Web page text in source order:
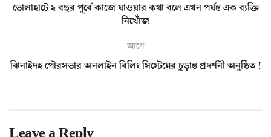
ভোলাহাটে ২ বছর পূর্বে কাজে যাওয়ার কথা বলে এখন পর্যন্ত এক ব্যক্তি
নিখোঁজ
আগে
ঝিনাইদহ পৌরসভার অনলাইন বিলিং সিস্টেমের চুড়ান্ত প্রদর্শনী অনুষ্ঠিত !
Leave a Reply